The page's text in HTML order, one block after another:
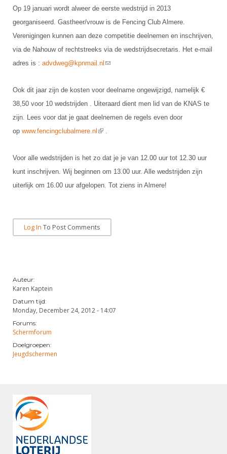
Nieuws
Verenigingsondersteuning
Overschrijven leden
Wedstrijdorganisatie
Aanvragen van scheidsrechters
Import inschrijvingen uit Nahouw
Verwerk wedstrijduitslagen
NK organiseren
Promotie en logo
Geschiedenis van het schermen
Opleidingen
Tuchtzaken
Archief
Bibliotheek
ALV
Touché
Op 19 januari wordt alweer de eerste wedstrijd in 2013
georganiseerd. Gastheer/vrouw is de Fencing Club Almere.
Verenigingen kunnen aan deze competitie deelnemen en inschrijven,
via de Nahouw of rechtstreeks via de wedstrijdsecretaris. Het e-mail
adres is : advdweg@kpnmail.nl (link sends e-mail)
Ook dit jaar zijn de kosten voor deelname ongewijzigd, namelijk €
38,50 voor 10 wedstrijden . Uiteraard dient men lid van de KNAS te
zijn. Lees voor dat je gaat deelnemen de regels even door
op www.fencingclubalmere.nl (link is external)
.
Voor alle wedstrijden is het zo dat je je van 12.00 uur tot 12.30 uur
kunt inschrijven. Wij beginnen om 13.00 uur. Alle wedstrijden zijn
uiterlijk om 16.00 uur afgelopen. Tot ziens in Almere!
Log In To Post Comments
Auteur:
Karen Kaptein
Datum tijd:
Monday, December 24, 2012 - 14:07
Forums:
Schermforum
Doelgroepen:
Jeugdschermen